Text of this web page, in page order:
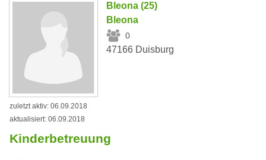
Bleona (25)
Bleona
0
47166 Duisburg
zuletzt aktiv: 06.09.2018
aktualisiert: 06.09.2018
Kinderbetreuung